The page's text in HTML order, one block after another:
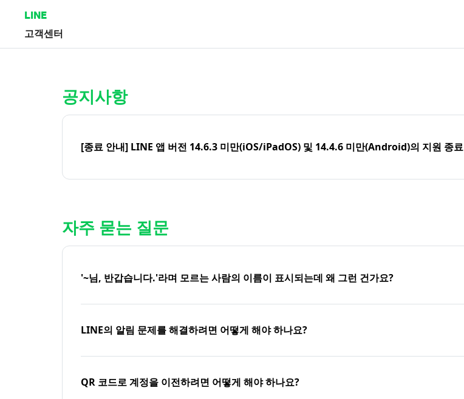
LINE
고객센터
공지사항
[종료 안내] LINE 앱 버전 14.6.3 미만(iOS/iPadOS) 및 14.4.6 미만(Android)의 지원 종료
자주 묻는 질문
'~님, 반갑습니다.'라며 모르는 사람의 이름이 표시되는데 왜 그런 건가요?
LINE의 알림 문제를 해결하려면 어떻게 해야 하나요?
QR 코드로 계정을 이전하려면 어떻게 해야 하나요?